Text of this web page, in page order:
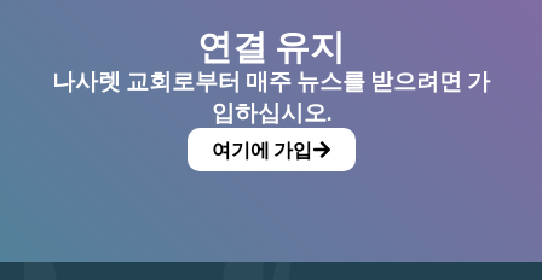
연결 유지
나사렛 교회로부터 매주 뉴스를 받으려면 가
입하십시오.
여기에 가입